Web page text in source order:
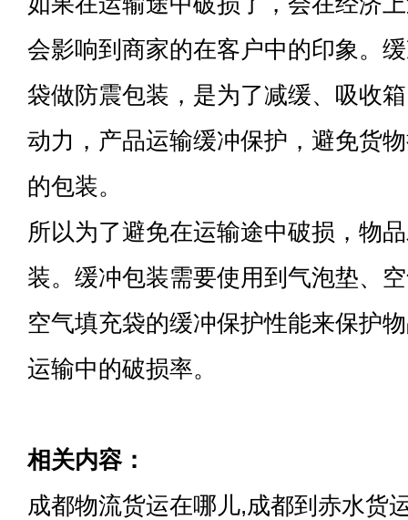
会影响到商家的在客户中的印象。
袋做防震包装，是为了减缓、吸收
动力，产品运输缓冲保护，避免货
的包装。
所以为了避免在运输途中破损，物
装。缓冲包装需要使用到气泡垫、
空气填充袋的缓冲保护性能来保护
运输中的破损率。
相关内容：
成都物流货运在哪儿,成都到赤水货